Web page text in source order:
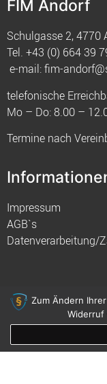
FIM Andorf
Schulgasse 2, 4770
Tel. +43 (0) 664 39
e-mail:fim-
telefonische
Mo – Do: 8.00 –
Termine nach
Impressum
AGB`s
Datenverarbeitung/
Zum Ändern
Widerruf